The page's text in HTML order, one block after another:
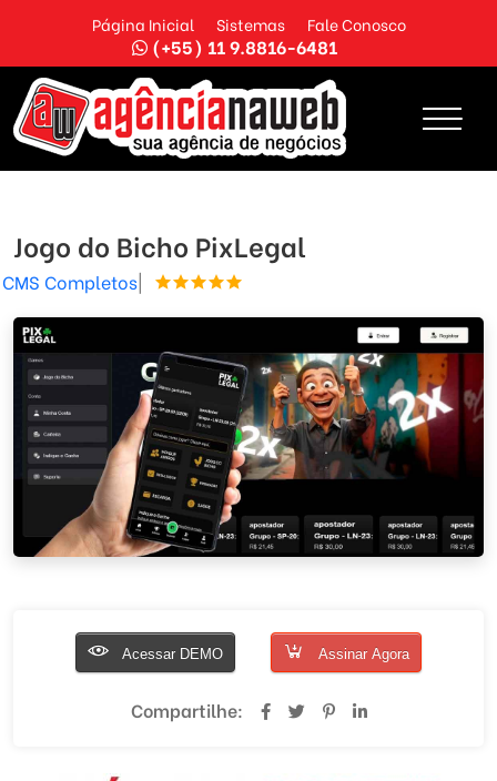
Página Inicial Sistemas Fale Conosco
(+55) 11 9.8816-6481
Jogo do Bicho PixLegal
CMS Completos|
Acessar DEMO Assinar Agora
Compartilhe: